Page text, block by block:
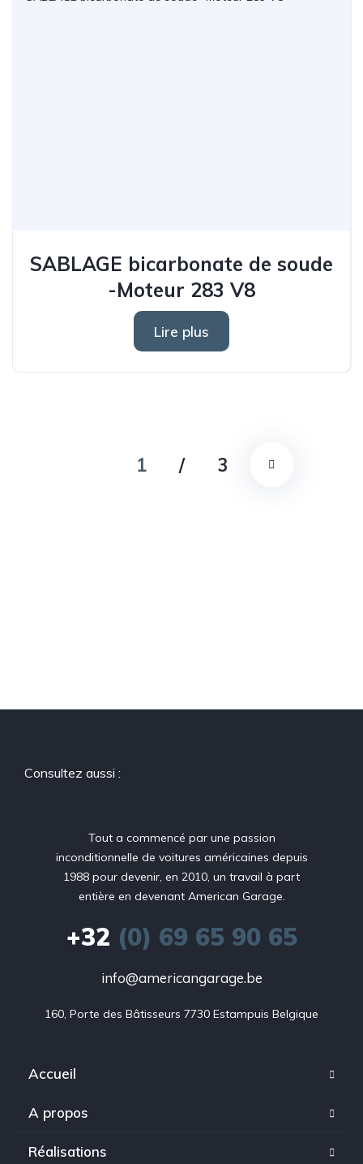
SABLAGE bicarbonate de soude
-Moteur 283 V8
Lire plus
1 / 3
Consultez aussi :
Tout a commencé par une passion
inconditionnelle de voitures américaines depuis
1988 pour devenir, en 2010, un travail à part
entière en devenant American Garage.
+32 (0) 69 65 90 65
info@americangarage.be
160, Porte des Bâtisseurs 7730 Estampuis Belgique
Accueil
A propos
Réalisations